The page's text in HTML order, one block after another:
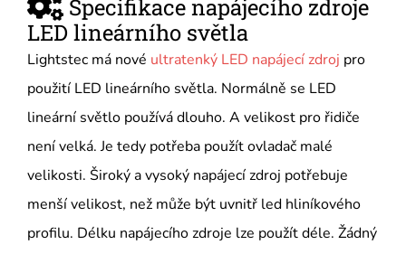
Specifikace napájecího zdroje
LED lineárního světla
Lightstec má nové ultratenký LED napájecí zdroj pro
použití LED lineárního světla. Normálně se LED
lineární světlo používá dlouho. A velikost pro řidiče
není velká. Je tedy potřeba použít ovladač malé
velikosti. Široký a vysoký napájecí zdroj potřebuje
menší velikost, než může být uvnitř led hliníkového
profilu. Délku napájecího zdroje lze použít déle. Žádný